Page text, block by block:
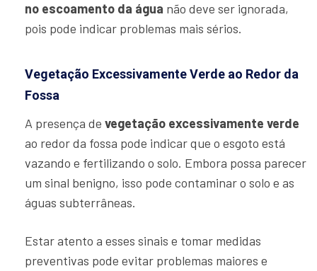
no escoamento da água não deve ser ignorada,
pois pode indicar problemas mais sérios.
Vegetação Excessivamente Verde ao Redor da
Fossa
A presença de vegetação excessivamente verde
ao redor da fossa pode indicar que o esgoto está
vazando e fertilizando o solo. Embora possa parecer
um sinal benigno, isso pode contaminar o solo e as
águas subterrâneas.
Estar atento a esses sinais e tomar medidas
preventivas pode evitar problemas maiores e